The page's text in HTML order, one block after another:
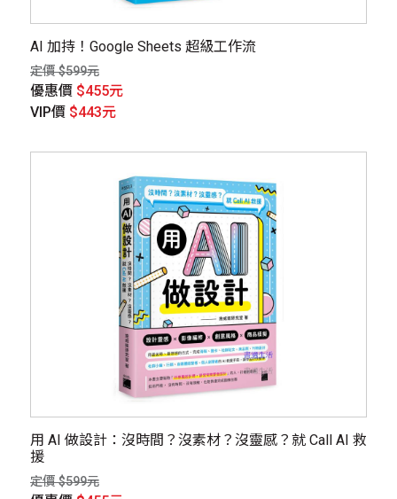
AI 加持！Google Sheets 超級工作流
定價 $599元
優惠價 $455元
VIP價 $443元
用 AI 做設計：沒時間？沒素材？沒靈感？就 Call AI 救
援
定價 $599元